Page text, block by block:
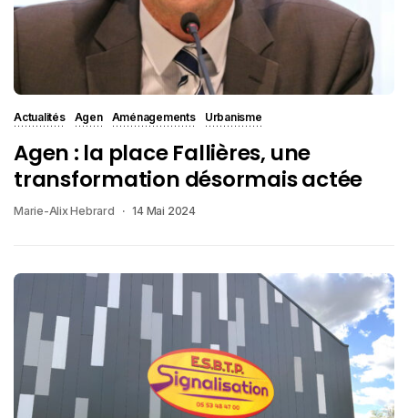
Actualités Agen Aménagements Urbanisme
Agen : la place Fallières, une
transformation désormais actée
Marie-Alix Hebrard 14 Mai 2024